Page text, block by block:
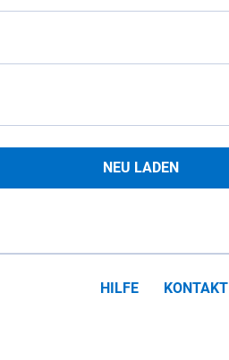
NEU LADEN
HILFE KONTAKT